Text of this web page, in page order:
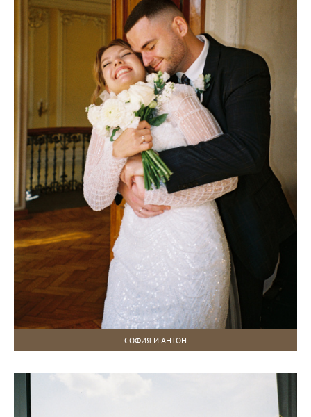
СОФИЯ И АНТОН